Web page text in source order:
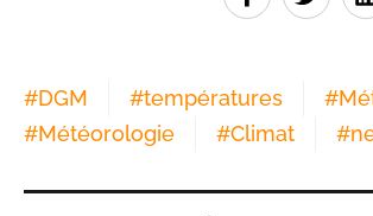
#DGM #températures #
#Météorologie #Climat #